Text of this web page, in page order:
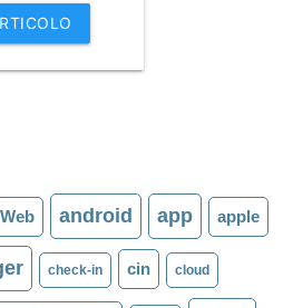
android app apple
check-in cin cloud